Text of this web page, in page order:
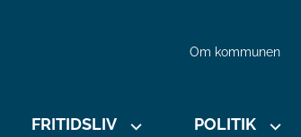
Om kommunen
FRITIDSLIV POLITIK